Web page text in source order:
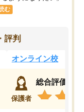
む
評判
オンライン校
保護者
総合評価